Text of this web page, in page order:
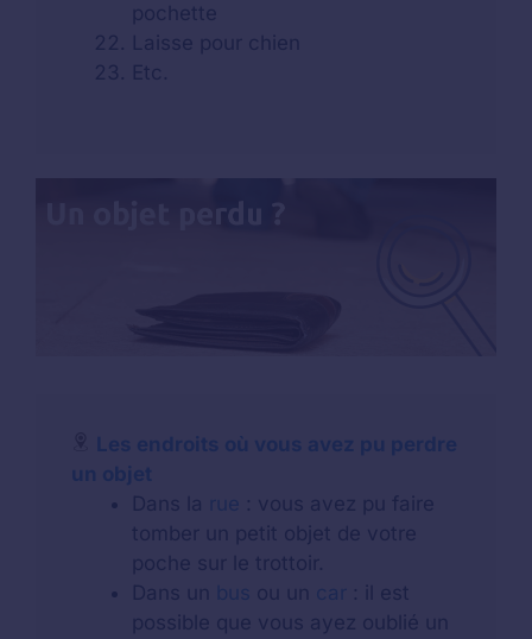
pochette
Laisse pour chien
Etc.
Les endroits où vous avez pu perdre
un objet
Dans la rue : vous avez pu faire
tomber un petit objet de votre
poche sur le trottoir.
Dans un bus ou un car : il est
possible que vous ayez oublié un